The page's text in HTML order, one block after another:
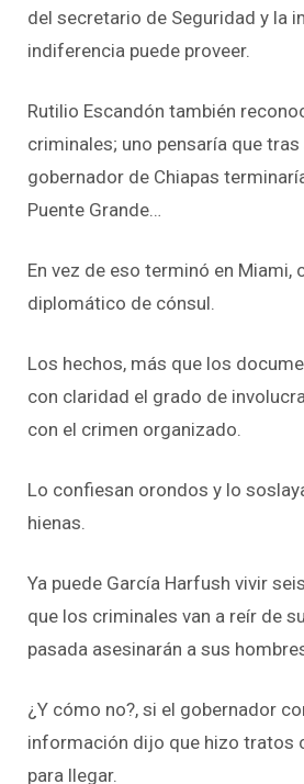
del secretario de Seguridad y la
indiferencia puede proveer.
Rutilio Escandón también
criminales; uno pensaría que
gobernador de Chiapas
Puente Grande…
En vez de eso terminó en Miami,
diplomático de cónsul.
Los hechos, más que los
con claridad el grado de
con el crimen organizado.
Lo confiesan orondos y lo
hienas.
Ya puede García Harfush vivir
que los criminales van a reír de
pasada asesinarán a sus
¿Y cómo no?, si el gobernador
información dijo que hizo tratos
para llegar.